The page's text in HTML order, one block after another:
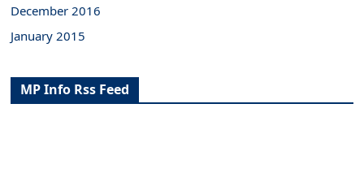
December 2016
January 2015
MP Info Rss Feed